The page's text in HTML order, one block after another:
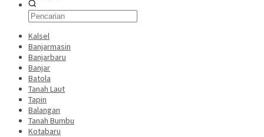
Kalsel
Banjarmasin
Banjarbaru
Banjar
Batola
Tanah Laut
Tapin
Balangan
Tanah Bumbu
Kotabaru